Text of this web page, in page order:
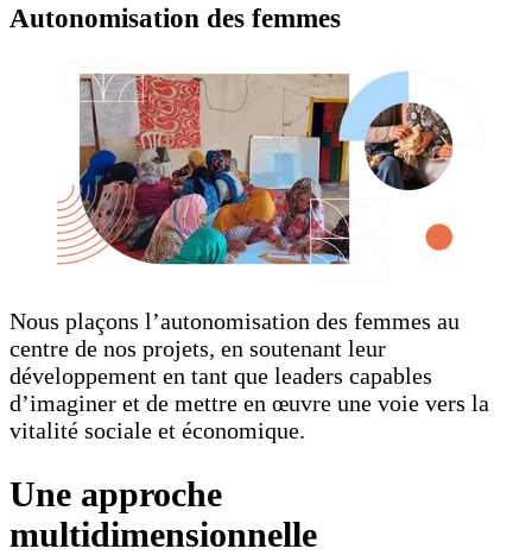
Autonomisation des femmes
Nous plaçons l’autonomisation des femmes au
centre de nos projets, en soutenant leur
développement en tant que leaders capables
d’imaginer et de mettre en œuvre une voie vers la
vitalité sociale et économique.
Une approche
multidimensionnelle